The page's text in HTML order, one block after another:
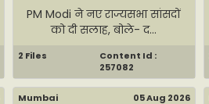
PM Modi ने नए राज्यसभा सांसदों
को दी सलाह, बोले- द...
2 Files
Content Id :
257082
Mumbai 05 Aug 2026